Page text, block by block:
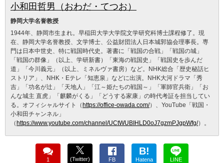
小和田哲男（おわだ・てつお）
静岡大学名誉教授
1944年、静岡市生まれ。早稲田大学大学院文学研究科博士課程修了。現
在、静岡大学名誉教授、文学博士、公益財団法人日本城郭協会理事長。専
門は日本中世史、特に戦国時代史。著書に「戦国の合戦」「戦国の城」
「戦国の群像」（以上、学研新書）「東海の戦国史」「戦国史を歩んだ
道」「今川義元」（以上、ミネルヴァ書房）など。NHK総合「歴史秘話ヒ
ストリア」、NHK・Eテレ「知恵泉」などに出演。NHK大河ドラマ「秀
吉」「功名が辻」「天地人」「江～姫たちの戦国～」「軍師官兵衛」「お
んな城主 直虎」「麒麟がくる」「どうする家康」の時代考証を担当してい
る。オフィシャルサイト（https://office-owada.com/）、YouTube「戦国・
小和田チャンネル」
（https://www.youtube.com/channel/UCtWUBIHLD0oJ7gzmPJgpWfg/）。
1 (Twitter) FB
B!
Hatena LINE